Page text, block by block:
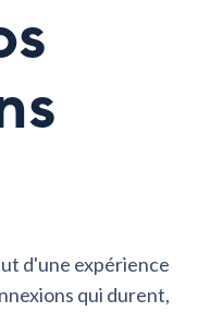
d'une expérience
qui durent,